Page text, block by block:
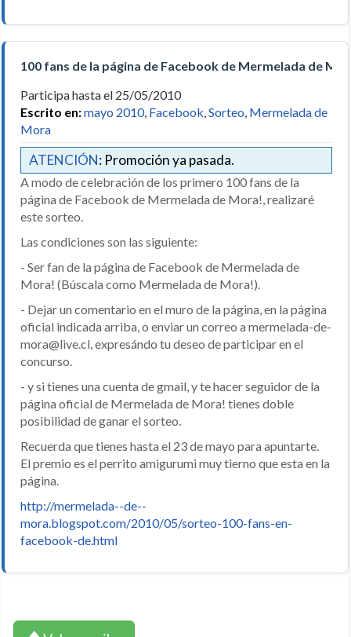
100 fans de la página de Facebook de Mermelada de
Participa hasta el 25/05/2010
Escrito en:mayo 2010, Facebook Sorteo Mermelada de
Mora
ATENCIÓN: Promoción ya pasada.
A modo de celebración de los primero 100 fans de la
página de Facebook de Mermelada de Mora!, realizaré
este sorteo.
Las condiciones son las siguiente:
- Ser fan de la página de Facebook de Mermelada de
Mora! (Búscala como Mermelada de Mora!).
- Dejar un comentario en el muro de la página, en la página
oficial indicada arriba, o enviar un correo a mermelada-de-
mora@live.cl, expresándo tu deseo de participar en el
concurso.
- y si tienes una cuenta de gmail, y te hacer seguidor de la
página oficial de Mermelada de Mora! tienes doble
posibilidad de ganar el sorteo.
Recuerda que tienes hasta el 23 de mayo para apuntarte.
El premio es el perrito amigurumi muy tierno que esta en la
página.
http://mermelada--de--
mora.blogspot.com/2010/05/sorteo-100-fans-en-
facebook-de.html